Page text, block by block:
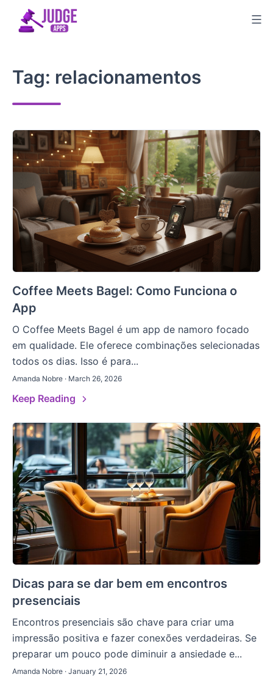
Tag: relacionamentos
Coffee Meets Bagel: Como Funciona o
App
O Coffee Meets Bagel é um app de namoro focado
em qualidade. Ele oferece combinações selecionadas
todos os dias. Isso é para...
Amanda Nobre · March 26, 2026
Keep Reading
Dicas para se dar bem em encontros
presenciais
Encontros presenciais são chave para criar uma
impressão positiva e fazer conexões verdadeiras. Se
preparar um pouco pode diminuir a ansiedade e...
Amanda Nobre · January 21, 2026